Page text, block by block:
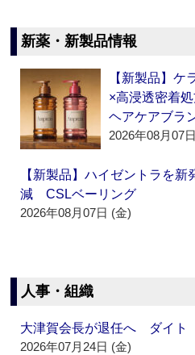
新薬・新製品情報
【新製品】ケ
×高浸透密着
ヘアケアブラ
2026年08月07
【新製品】ハイゼントラを新
減 CSLベーリング
2026年08月07日 (金)
人事・組織
大津賀会長が退任へ ダイト
2026年07月24日 (金)